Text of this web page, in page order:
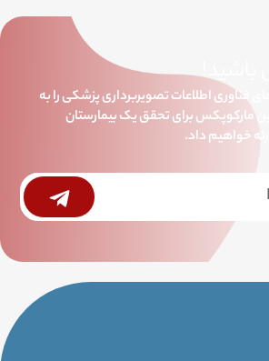
باشید!
فناوری اطلاعات تصویربرداری پزشکی را به
مارکوپکس برای تحقق یک بیمارستان
خواهیم داد.
Submit